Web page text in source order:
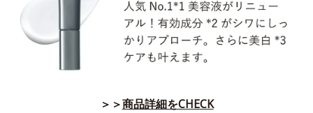
＞＞商品詳細をCHECK